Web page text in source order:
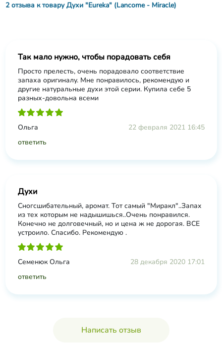
2 отзыва к товару Духи "Eureka" (Lancome - Miracle)
Так мало нужно, чтобы порадовать себя
Просто прелесть, очень порадовало соответствие
запаха оригиналу. Мне понравилось, рекомендую и
другие натуральные духи этой серии. Купила себе 5
разных-довольна всеми
Ольга
22 февраля 2021 16:45
ответить
Духи
Сногсшибательный, аромат. Тот самый "Миракл"..Запах
из тех которым не надышишься..Очень понравился.
Конечно не долговечный, но и цена ж не дорогая. ВСЕ
устроило. Спасибо. Рекомендую .
Семенюк Ольга
28 декабря 2020 17:01
ответить
Написать отзыв